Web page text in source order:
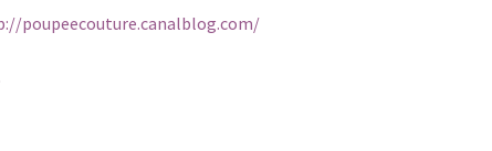
poupeecouture.canalblog.com/